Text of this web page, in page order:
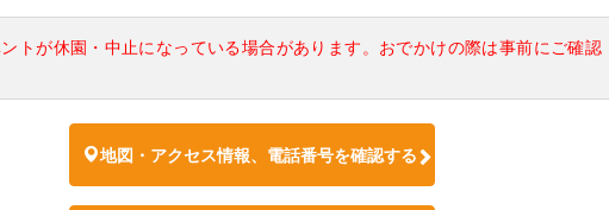
トが休園・中止になっている場合があります。おでかけの際は事前にご確認
地図・アクセス情報、電話番号を確認する